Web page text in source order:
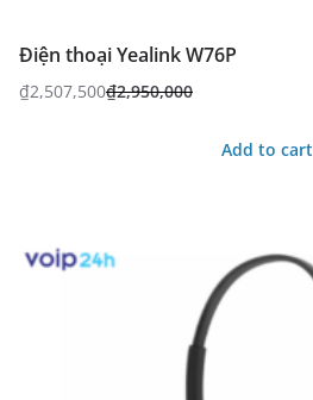
Điện thoại Yealink W76P
₫2,950,000
₫2,507,500
Add to cart